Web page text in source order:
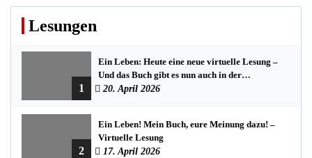
Lesungen
1
Ein Leben: Heute eine neue virtuelle Lesung –
Und das Buch gibt es nun auch in der
Bredstedter Stadtbuchhandlung
20. April 2026
2
Ein Leben! Mein Buch, eure Meinung dazu! –
Virtuelle Lesung
17. April 2026